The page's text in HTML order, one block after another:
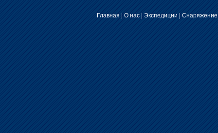
Главная | О нас| Экспедиции | Снаряжение